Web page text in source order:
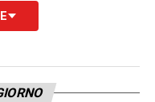
Fiorentina
lunedì alle